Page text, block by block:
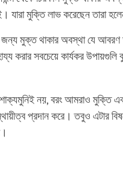
যারা মুক্তি লাভ করেছেন তারা
জন্য মুক্ত থাকার অবস্থা যে
করার সবচেয়ে কার্যকর
নয়, বরং আমরাও মুক্তি
প্রদান করে। তবুও এটার